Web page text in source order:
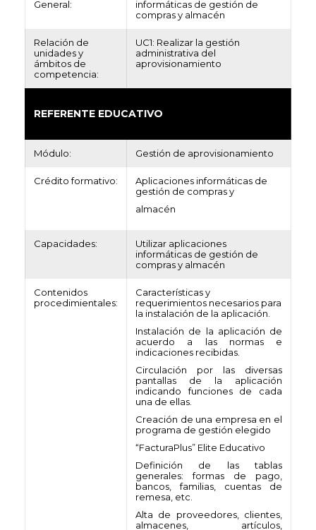
General:
informáticas de gestión de
compras y almacén
Relación de
unidades y
ámbitos de
competencia:
UC1: Realizar la gestión
administrativa del
aprovisionamiento
REFERENTE EDUCATIVO
Módulo: Gestión de aprovisionamiento
Crédito formativo:
Aplicaciones informáticas de
gestión de compras y
almacén
Capacidades:
Utilizar aplicaciones
informáticas de gestión de
compras y almacén
Contenidos
procedimientales:
Características y
requerimientos necesarios para
la instalación de la aplicación.
Instalación de la aplicación de
acuerdo a las normas e
indicaciones recibidas.
Circulación por las diversas
pantallas de la aplicación
indicando funciones de cada
una de ellas.
Creación de una empresa en el
programa de gestión elegido
“FacturaPlus” Elite Educativo
Definición de las tablas
generales: formas de pago,
bancos, familias, cuentas de
remesa, etc.
Alta de proveedores, clientes,
almacenes, artículos,